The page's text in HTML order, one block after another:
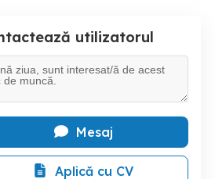
utilizatorul
Mesaj
Aplică cu CV